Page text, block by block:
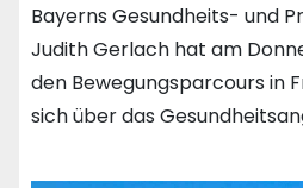
Bayerns Gesundheits- und
Judith Gerlach hat am
den Bewegungsparcours in
sich über das